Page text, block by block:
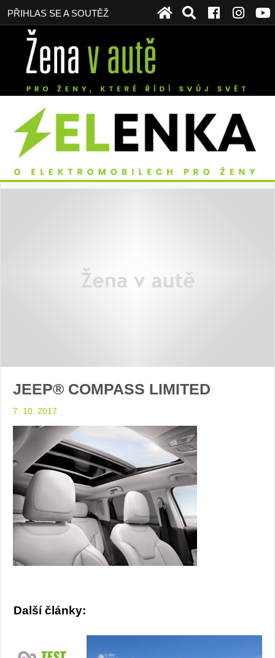
PŘIHLAS SE A SOUTĚŽ
JEEP® COMPASS LIMITED
7. 10. 2017
Další články: